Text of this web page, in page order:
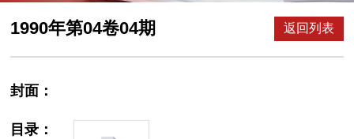
1990年第04卷04期 返回列表
封面：
目录：